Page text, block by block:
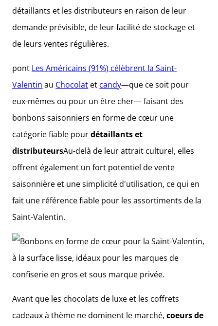
détaillants et les distributeurs en raison de leur
demande prévisible, de leur facilité de stockage et
de leurs ventes régulières.
pont Les Américains (91%) célèbrent la Saint-
Valentin au Chocolat et candy—que ce soit pour
eux-mêmes ou pour un être cher— faisant des
bonbons saisonniers en forme de cœur une
catégorie fiable pourdétaillants et
distributeursAu-delà de leur attrait culturel, elles
offrent également un fort potentiel de vente
saisonnière et une simplicité d'utilisation, ce qui en
fait une référence fiable pour les assortiments de la
Saint-Valentin.
Avant que les chocolats de luxe et les coffrets
cadeaux à thème ne dominent le marché, coeurs de